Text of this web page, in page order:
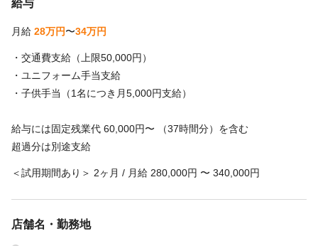
給与
月給 28万円〜34万円
・交通費支給（上限50,000円）
・ユニフォーム手当支給
・子供手当（1名につき月5,000円支給）
給与には固定残業代 60,000円〜 （37時間分）を含む
超過分は別途支給
＜試用期間あり＞ 2ヶ月 / 月給 280,000円 〜 340,000円
店舗名・勤務地